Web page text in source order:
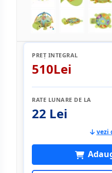
PREȚ INTEGRAL
510Lei
RATE LUNARE DE LA
22 Lei
vezi